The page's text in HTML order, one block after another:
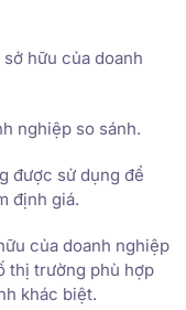
hữu của doanh
nghiệp so sánh.
được sử dụng để
định giá.
của doanh nghiệp
thị trường phù hợp
khác biệt.